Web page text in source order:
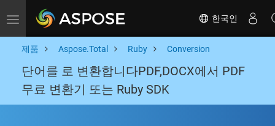
Toggle navigation 한국인
제품 Aspose.Total Ruby Conversion
단어를 로 변환합니다PDF,DOCX에서 PDF
무료 변환기 또는 Ruby SDK